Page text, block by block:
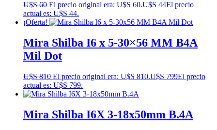
U$S60 El precio original era: U$S 60.U$S 44El precio
actual es: U$S 44.
¡Oferta!
Mira Shilba I6 x 5-30×56 MM B4A
Mil Dot
U$S810 El precio original era: U$S 810.U$S 799El precio
actual es: U$S 799.
Mira Shilba I6X 3-18x50mm B.4A